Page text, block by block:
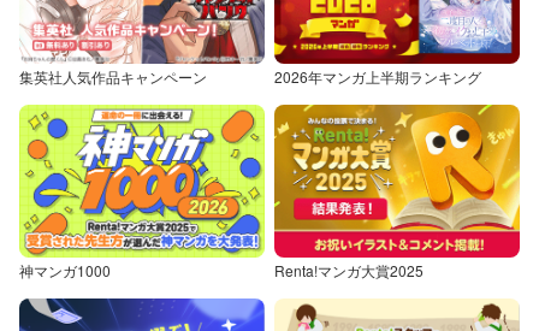
集英社人気作品キャンペーン 2026年マンガ上半期ランキング
神マンガ1000 Renta!マンガ大賞2025